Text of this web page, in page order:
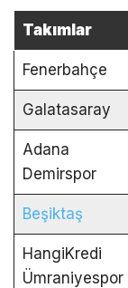
Takımlar
Fenerbahçe
Galatasaray
Adana
Demirspor
Beşiktaş
HangiKredi
Ümraniyespor